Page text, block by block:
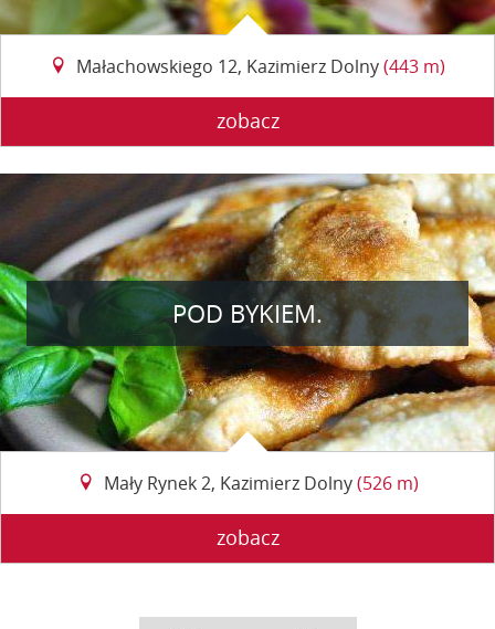
Małachowskiego 12, Kazimierz Dolny(443 m)
zobacz
POD BYKIEM.
Mały Rynek 2, Kazimierz Dolny(526 m)
zobacz